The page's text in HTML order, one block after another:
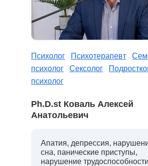
Психолог Психотерапевт
психолог
Сексолог
психолог
Ph.D.st Коваль Алексей
Анатольевич
Апатия, депрессия,
сна, панические приступы,
нарушение